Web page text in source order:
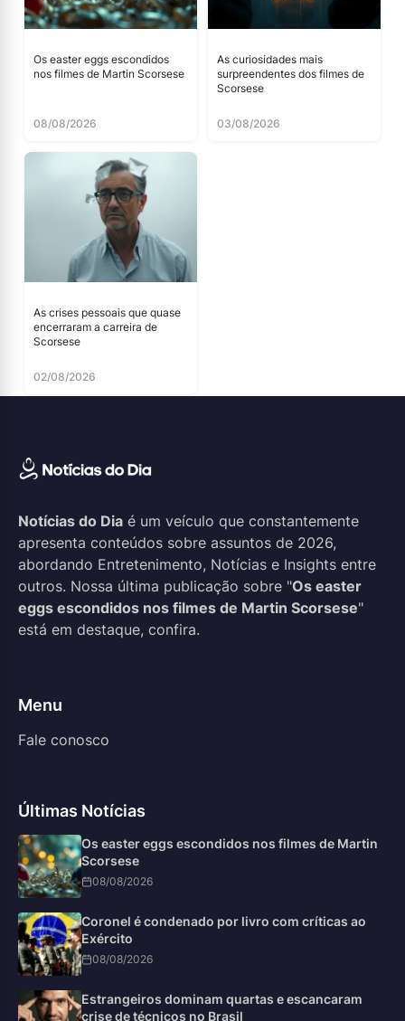
Os easter eggs escondidos
nos filmes de Martin Scorsese
08/08/2026
As curiosidades mais
surpreendentes dos filmes de
Scorsese
03/08/2026
As crises pessoais que quase
encerraram a carreira de
Scorsese
02/08/2026
Notícias do Dia é um veículo que constantemente
apresenta conteúdos sobre assuntos de 2026,
abordando Entretenimento, Notícias e Insights entre
outros. Nossa última publicação sobre "Os easter
eggs escondidos nos filmes de Martin Scorsese"
está em destaque, confira.
Menu
Fale conosco
Últimas Notícias
Os easter eggs escondidos nos filmes de Martin
Scorsese
08/08/2026
Coronel é condenado por livro com críticas ao
Exército
08/08/2026
Estrangeiros dominam quartas e escancaram
crise de técnicos no Brasil